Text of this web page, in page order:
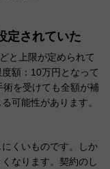
定されていた
と上限が定められて
額：10万円となって
を受けても全額が補
可能性があります。
くいものです。しか
なります。契約のし